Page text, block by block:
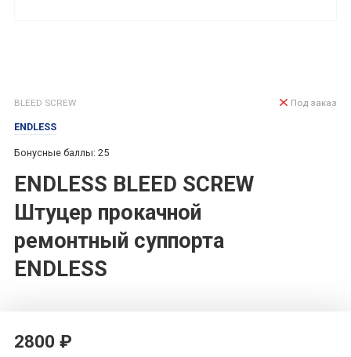
BLEED SCREW
ENDLESS
Бонусные баллы: 25
ENDLESS BLEED SCREW
Штуцер прокачной
ремонтный суппорта
ENDLESS
Под заказ
2800 ₽